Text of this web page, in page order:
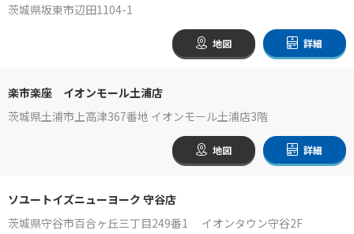
茨城県坂東市辺田1104-1
地図 詳細
楽市楽座 イオンモール土浦店
茨城県土浦市上高津367番地 イオンモール土浦店3階
地図 詳細
ソユートイズニューヨーク 守谷店
茨城県守谷市百合ヶ丘三丁目249番1 イオンタウン守谷2F